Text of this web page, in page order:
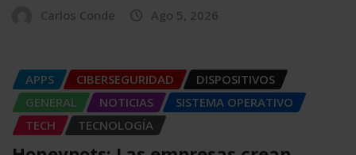
Carlos Conde Ago 5, 2026
APPS CIBERSEGURIDAD
DISPOSITIVOS
GENERAL
NOTICIAS
SISTEMA OPERATIVO
TECH
TECNOLOGÍA